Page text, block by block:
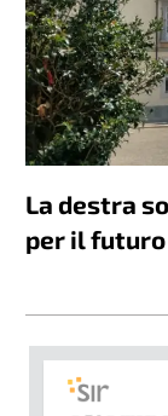
La destra
per il